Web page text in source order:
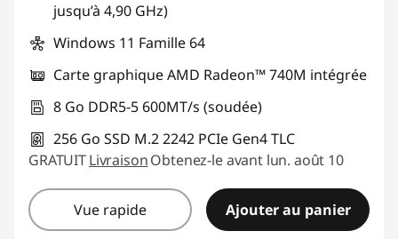
jusqu’à 4,90 GHz)
Windows 11 Famille 64
Carte graphique AMD Radeon™ 740M intégrée
8 Go DDR5-5 600MT/s (soudée)
256 Go SSD M.2 2242 PCIe Gen4 TLC
GRATUITLivraisonObtenez-le avant lun. août 10
Vue rapide Ajouter au panier